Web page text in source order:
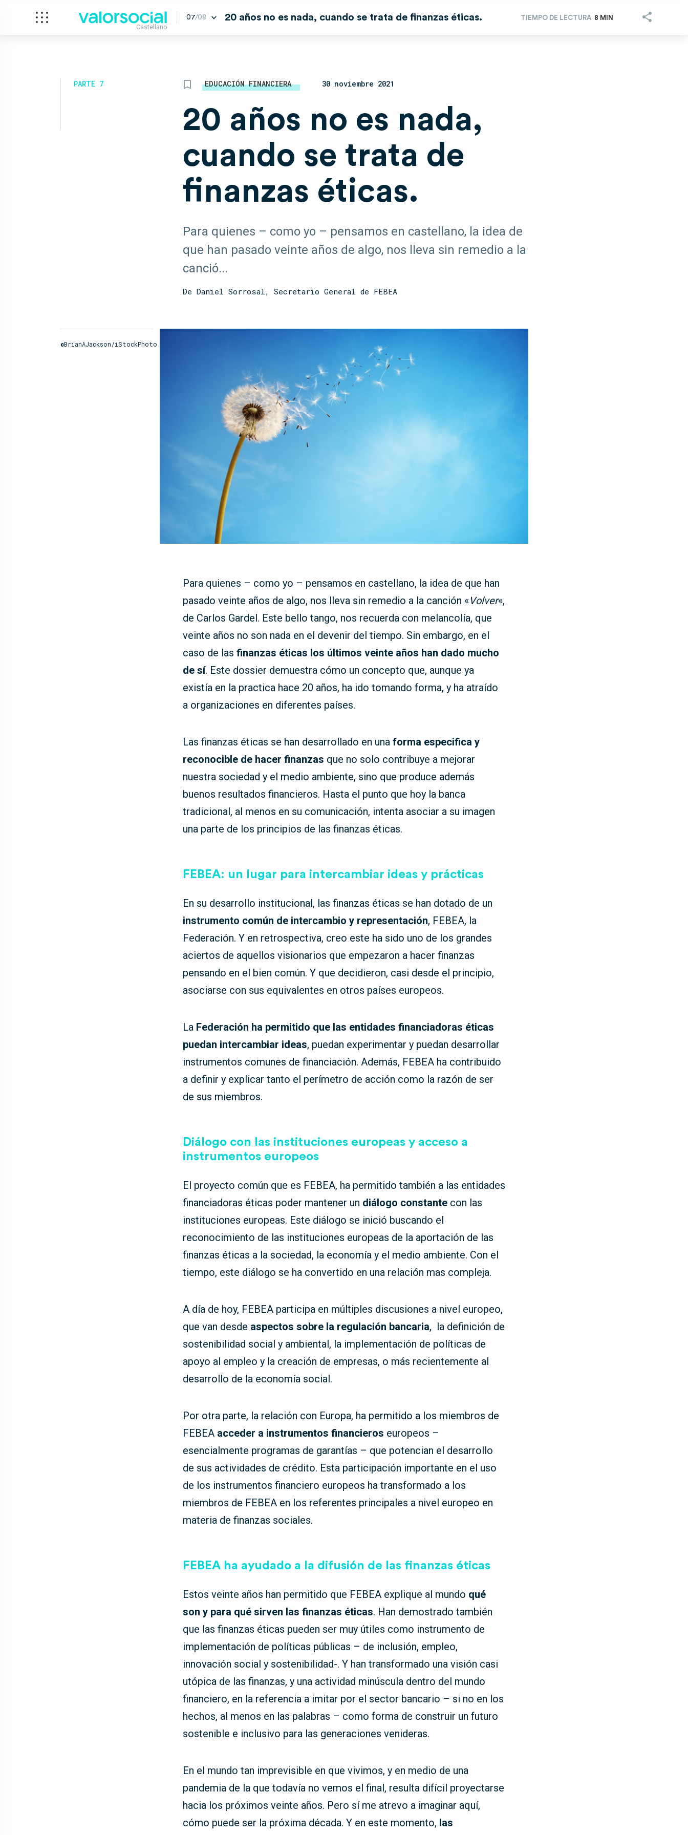
Castellano
07/08 20 años no es nada, cuando se trata de finanzas éticas. TIEMPO DE LECTURA 8 MIN
PARTE 7 EDUCACIÓN FINANCIERA 30 noviembre 2021
20 años no es nada,
cuando se trata de
finanzas éticas.
Para quienes – como yo – pensamos en castellano, la idea de
que han pasado veinte años de algo, nos lleva sin remedio a la
canció...
De Daniel Sorrosal, Secretario General de FEBEA
©BrianAJackson/iStockPhoto
Para quienes – como yo – pensamos en castellano, la idea de que han
pasado veinte años de algo, nos lleva sin remedio a la canción «Volver«,
de Carlos Gardel. Este bello tango, nos recuerda con melancolía, que
veinte años no son nada en el devenir del tiempo. Sin embargo, en el
caso de las finanzas éticas los últimos veinte años han dado mucho
de sí. Este dossier demuestra cómo un concepto que, aunque ya
existía en la practica hace 20 años, ha ido tomando forma, y ha atraído
a organizaciones en diferentes países.
Las finanzas éticas se han desarrollado en una forma especifica y
reconocible de hacer finanzas que no solo contribuye a mejorar
nuestra sociedad y el medio ambiente, sino que produce además
buenos resultados financieros. Hasta el punto que hoy la banca
tradicional, al menos en su comunicación, intenta asociar a su imagen
una parte de los principios de las finanzas éticas.
FEBEA: un lugar para intercambiar ideas y prácticas
En su desarrollo institucional, las finanzas éticas se han dotado de un
instrumento común de intercambio y representación, FEBEA, la
Federación. Y en retrospectiva, creo este ha sido uno de los grandes
aciertos de aquellos visionarios que empezaron a hacer finanzas
pensando en el bien común. Y que decidieron, casi desde el principio,
asociarse con sus equivalentes en otros países europeos.
La Federación ha permitido que las entidades financiadoras éticas
puedan intercambiar ideas, puedan experimentar y puedan desarrollar
instrumentos comunes de financiación. Además, FEBEA ha contribuido
a definir y explicar tanto el perímetro de acción como la razón de ser
de sus miembros.
Diálogo con las instituciones europeas y acceso a
instrumentos europeos
El proyecto común que es FEBEA, ha permitido también a las entidades
financiadoras éticas poder mantener un diálogo constante con las
instituciones europeas. Este diálogo se inició buscando el
reconocimiento de las instituciones europeas de la aportación de las
finanzas éticas a la sociedad, la economía y el medio ambiente. Con el
tiempo, este diálogo se ha convertido en una relación mas compleja.
A día de hoy, FEBEA participa en múltiples discusiones a nivel europeo,
que van desde aspectos sobre la regulación bancaria, la definición de
sostenibilidad social y ambiental, la implementación de políticas de
apoyo al empleo y la creación de empresas, o más recientemente al
desarrollo de la economía social.
Por otra parte, la relación con Europa, ha permitido a los miembros de
FEBEA acceder a instrumentos financieros europeos –
esencialmente programas de garantías – que potencian el desarrollo
de sus actividades de crédito. Esta participación importante en el uso
de los instrumentos financiero europeos ha transformado a los
miembros de FEBEA en los referentes principales a nivel europeo en
materia de finanzas sociales.
FEBEA ha ayudado a la difusión de las finanzas éticas
Estos veinte años han permitido que FEBEA explique al mundo qué
son y para qué sirven las finanzas éticas. Han demostrado también
que las finanzas éticas pueden ser muy útiles como instrumento de
implementación de políticas públicas – de inclusión, empleo,
innovación social y sostenibilidad-. Y han transformado una visión casi
utópica de las finanzas, y una actividad minúscula dentro del mundo
financiero, en la referencia a imitar por el sector bancario – si no en los
hechos, al menos en las palabras – como forma de construir un futuro
sostenible e inclusivo para las generaciones venideras.
En el mundo tan imprevisible en que vivimos, y en medio de una
pandemia de la que todavía no vemos el final, resulta difícil proyectarse
hacia los próximos veinte años. Pero sí me atrevo a imaginar aquí,
cómo puede ser la próxima década. Y en este momento, las